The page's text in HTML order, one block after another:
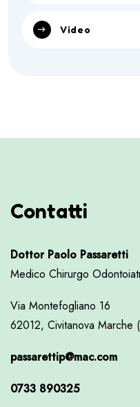
Video
Contatti
Dottor Paolo Passaretti
Medico Chirurgo
Via Montefogliano 16
62012, Civitanova Marche
passarettip@mac.com
0733 890325